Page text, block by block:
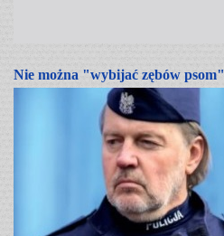
Nie można "wybijać zębów psom"